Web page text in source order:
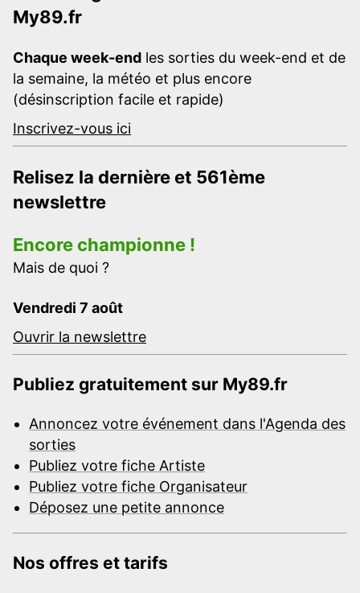
My89.fr
Chaque week-end les sorties du week-end et de
la semaine, la météo et plus encore
(désinscription facile et rapide)
Inscrivez-vous ici
Relisez la dernière et 561ème
newslettre
Encore championne !
Mais de quoi ?
Vendredi 7 août
Ouvrir la newslettre
Publiez gratuitement sur My89.fr
Annoncez votre événement dans l'Agenda des
sorties
Publiez votre fiche Artiste
Publiez votre fiche Organisateur
Déposez une petite annonce
Nos offres et tarifs